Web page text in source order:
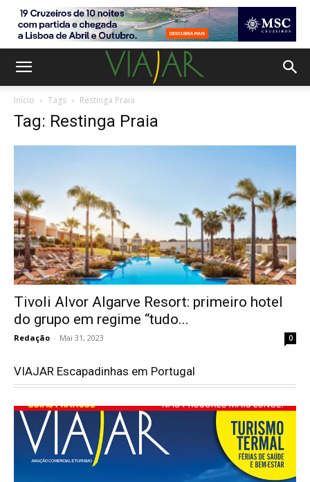
Início Tags Restinga Praia
Tag: Restinga Praia
Tivoli Alvor Algarve Resort: primeiro hotel
do grupo em regime “tudo...
Redação - Mai 31, 2023 0
VIAJAR Escapadinhas em Portugal